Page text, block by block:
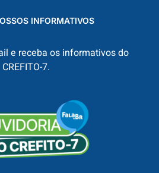
INFORMATIVOS
e receba os informativos do
CREFITO-7.